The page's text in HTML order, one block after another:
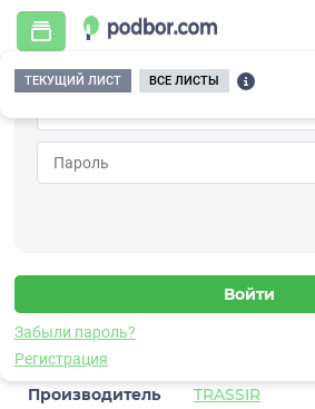
Забыли пароль?
Регистрация
ТЕКУЩИЙ ЛИСТ ВСЕ ЛИСТЫ
Главная / Видеонаблюдение /
TRASSIR TR-D2251WDIR4
Характеристики
Производитель
TRASSIR